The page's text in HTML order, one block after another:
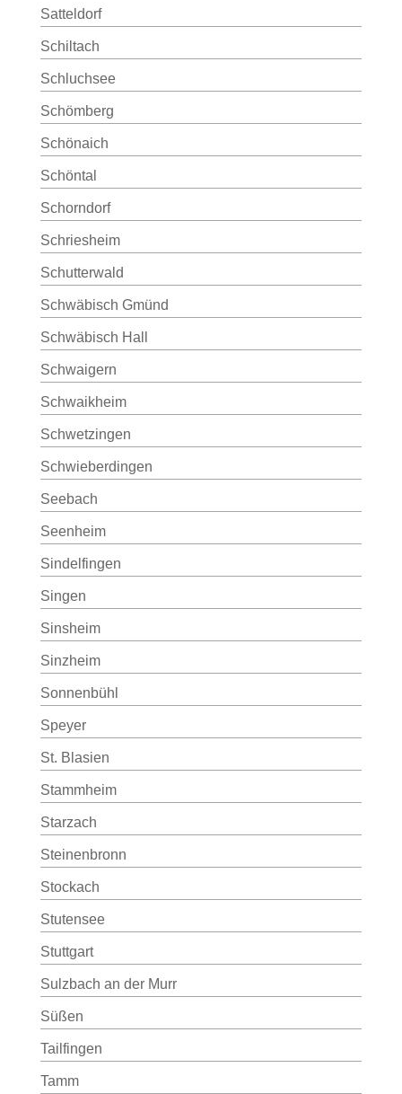
Satteldorf
Schiltach
Schluchsee
Schömberg
Schönaich
Schöntal
Schorndorf
Schriesheim
Schutterwald
Schwäbisch Gmünd
Schwäbisch Hall
Schwaigern
Schwaikheim
Schwetzingen
Schwieberdingen
Seebach
Seenheim
Sindelfingen
Singen
Sinsheim
Sinzheim
Sonnenbühl
Speyer
St. Blasien
Stammheim
Starzach
Steinenbronn
Stockach
Stutensee
Stuttgart
Sulzbach an der Murr
Süßen
Tailfingen
Tamm